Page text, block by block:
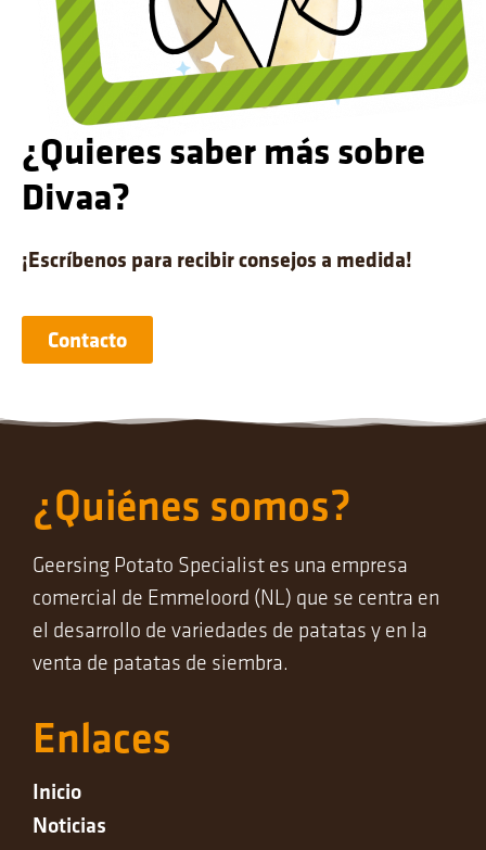
¿Quieres saber más sobre
Divaa?
¡Escríbenos para recibir consejos a medida!
Contacto
¿Quiénes somos?
Geersing Potato Specialist es una empresa
comercial de Emmeloord (NL) que se centra en
el desarrollo de variedades de patatas y en la
venta de patatas de siembra.
Enlaces
Inicio
Noticias